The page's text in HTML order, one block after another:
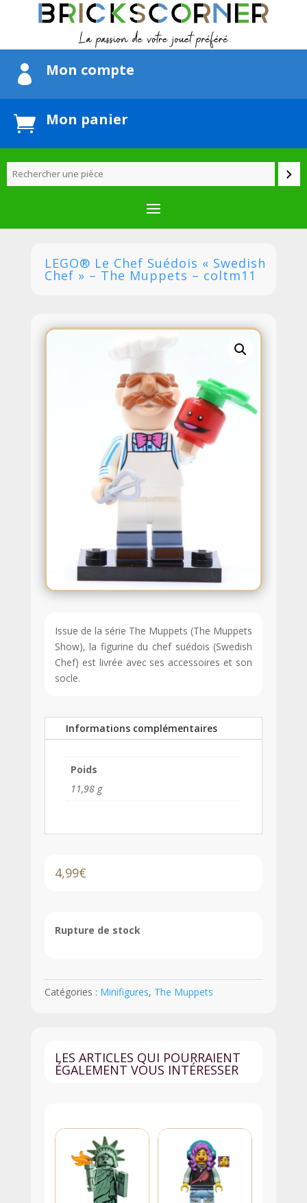
 Mon compte
 Mon panier
LEGO® Le Chef Suédois « Swedish
Chef » – The Muppets – coltm11
Issue de la série The Muppets (The Muppets
Show), la figurine du chef suédois (Swedish
Chef) est livrée avec ses accessoires et son
socle.
Informations complémentaires
Poids
11,98 g
4,99€
Rupture de stock
Catégories : Minifigures, The Muppets
LES ARTICLES QUI POURRAIENT
ÉGALEMENT VOUS INTÉRESSER